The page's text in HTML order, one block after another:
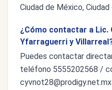
Ciudad de México,
¿Cómo contactar a Lic.
Yfarraguerri y
Puedes contactar
teléfono 5555202568 /
cyvnot28@prodigy.net.mx